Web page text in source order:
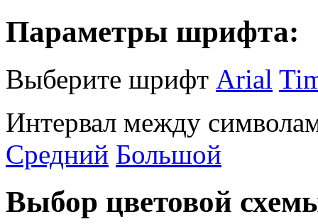
Параметры шрифта:
Выберите шрифт Arial
Интервал между
Средний Большой
Выбор цветовой